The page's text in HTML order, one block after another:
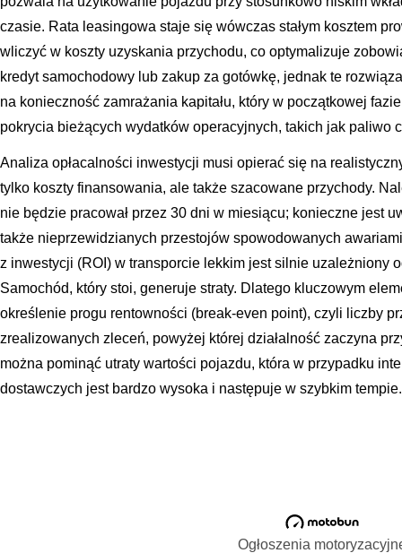
czasie. Rata leasingowa staje się wówczas stałym kosztem
wliczyć w koszty uzyskania przychodu, co optymalizuje
kredyt samochodowy lub zakup za gotówkę, jednak te
na konieczność zamrażania kapitału, który w początkowej
pokrycia bieżących wydatków operacyjnych, takich jak paliwo
Analiza opłacalności inwestycji musi opierać się na
tylko koszty finansowania, ale także szacowane przychody.
nie będzie pracował przez 30 dni w miesiącu; konieczne jest
także nieprzewidzianych przestojów spowodowanych
z inwestycji (ROI) w transporcie lekkim jest silnie uzależniony
Samochód, który stoi, generuje straty. Dlatego kluczowym
określenie progu rentowności (break-even point), czyli liczby
zrealizowanych zleceń, powyżej której działalność zaczyna
można pominąć utraty wartości pojazdu, która w przypadku
dostawczych jest bardzo wysoka i następuje w szybkim tempie.
Ogłoszenia